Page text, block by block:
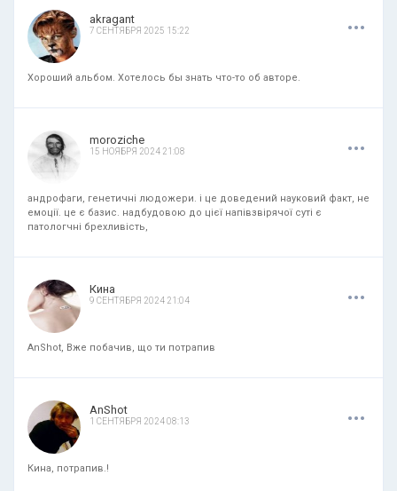
akragant
7 СЕНТЯБРЯ 2025 15:22 ...
Хороший альбом. Хотелось бы знать что-то об авторе.
moroziche
15 НОЯБРЯ 2024 21:08 ...
андрофаги, генетичні людожери. і це доведений науковий факт, не
емоції. це є базис. надбудовою до цієї напівзвірячої суті є
патологчні брехливість,
Кина
9 СЕНТЯБРЯ 2024 21:04 ...
AnShot, Вже побачив, що ти потрапив
AnShot
1 СЕНТЯБРЯ 2024 08:13 ...
Кина, потрапив.!